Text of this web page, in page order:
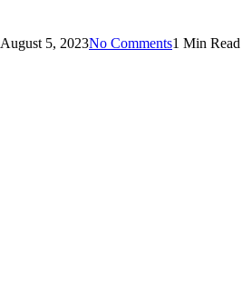
August 5, 2023No Comments1 Min Read